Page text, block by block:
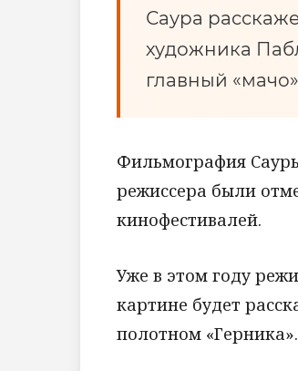
Саура
художника
главный
Фильмография
режиссера были
кинофестивалей.
Уже в этом году
картине будет
полотном «Герника».